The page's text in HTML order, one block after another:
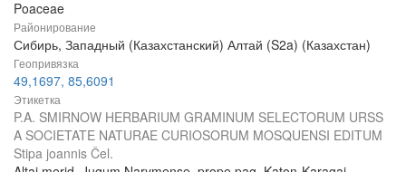
Poaceae
Районирование
Сибирь, Западный (Казахстанский) Алтай (S2a) (Казахстан)
Геопривязка
49,1697, 85,6091
Этикетка
P.A. SMIRNOW HERBARIUM GRAMINUM SELECTORUM URSS
A SOCIETATE NATURAE CURIOSORUM MOSQUENSI EDITUM
Stipa joannis Čel.